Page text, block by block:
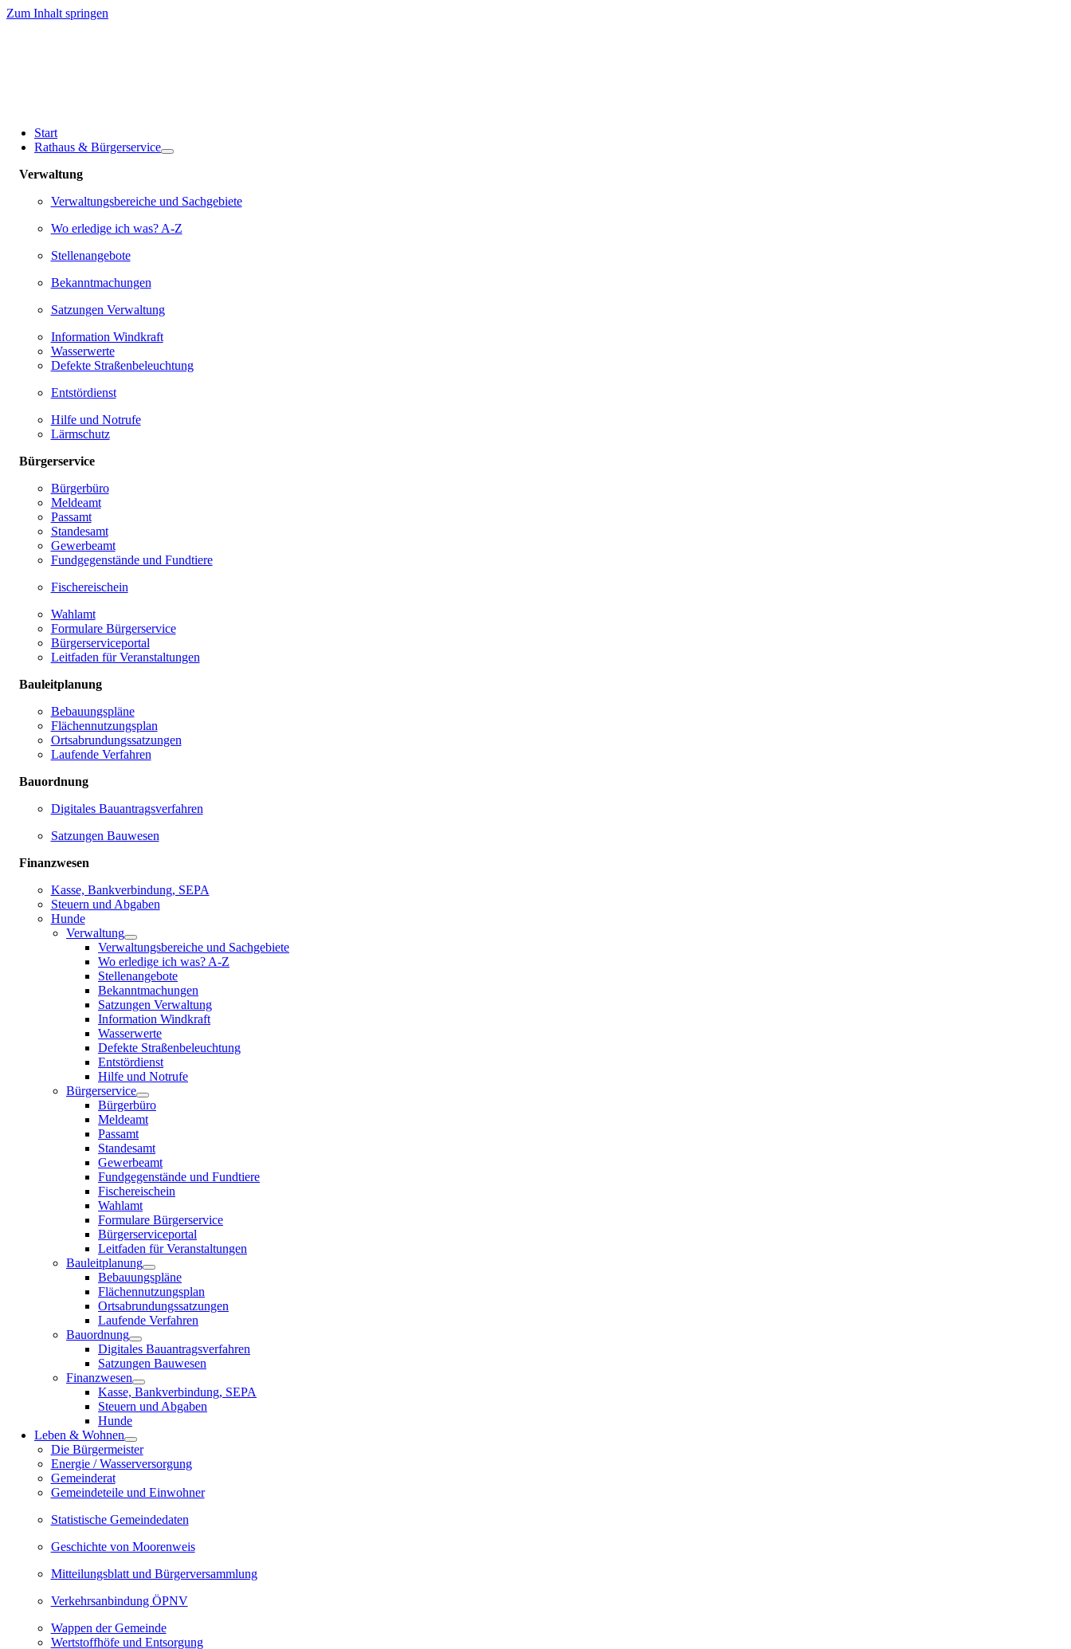
Zum Inhalt springen
Start
Rathaus & Bürgerservice
Verwaltung
Verwaltungsbereiche und Sachgebiete
Wo erledige ich was? A-Z
Stellenangebote
Bekanntmachungen
Satzungen Verwaltung
Information Windkraft
Wasserwerte
Defekte Straßenbeleuchtung
Entstördienst
Hilfe und Notrufe
Lärmschutz
Bürgerservice
Bürgerbüro
Meldeamt
Passamt
Standesamt
Gewerbeamt
Fundgegenstände und Fundtiere
Fischereischein
Wahlamt
Formulare Bürgerservice
Bürgerserviceportal
Leitfaden für Veranstaltungen
Bauleitplanung
Bebauungspläne
Flächennutzungsplan
Ortsabrundungssatzungen
Laufende Verfahren
Bauordnung
Digitales Bauantragsverfahren
Satzungen Bauwesen
Finanzwesen
Kasse, Bankverbindung, SEPA
Steuern und Abgaben
Hunde
Verwaltung
Verwaltungsbereiche und Sachgebiete
Wo erledige ich was? A-Z
Stellenangebote
Bekanntmachungen
Satzungen Verwaltung
Information Windkraft
Wasserwerte
Defekte Straßenbeleuchtung
Entstördienst
Hilfe und Notrufe
Bürgerservice
Bürgerbüro
Meldeamt
Passamt
Standesamt
Gewerbeamt
Fundgegenstände und Fundtiere
Fischereischein
Wahlamt
Formulare Bürgerservice
Bürgerserviceportal
Leitfaden für Veranstaltungen
Bauleitplanung
Bebauungspläne
Flächennutzungsplan
Ortsabrundungssatzungen
Laufende Verfahren
Bauordnung
Digitales Bauantragsverfahren
Satzungen Bauwesen
Finanzwesen
Kasse, Bankverbindung, SEPA
Steuern und Abgaben
Hunde
Leben & Wohnen
Die Bürgermeister
Energie / Wasserversorgung
Gemeinderat
Gemeindeteile und Einwohner
Statistische Gemeindedaten
Geschichte von Moorenweis
Mitteilungsblatt und Bürgerversammlung
Verkehrsanbindung ÖPNV
Wappen der Gemeinde
Wertstoffhöfe und Entsorgung